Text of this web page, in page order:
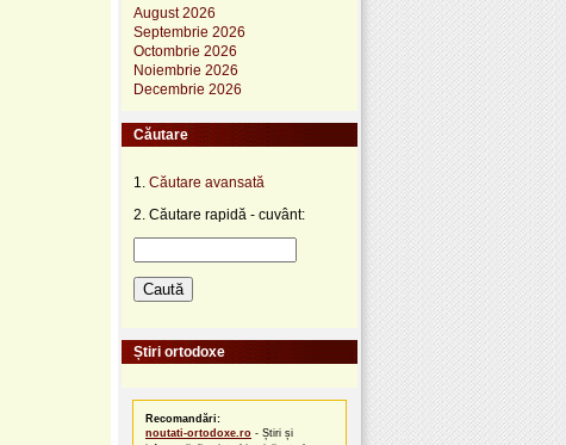
August 2026
Septembrie 2026
Octombrie 2026
Noiembrie 2026
Decembrie 2026
Căutare
1. Căutare avansată
2. Căutare rapidă - cuvânt:
Știri ortodoxe
Recomandări:
noutati-ortodoxe.ro - Știri și